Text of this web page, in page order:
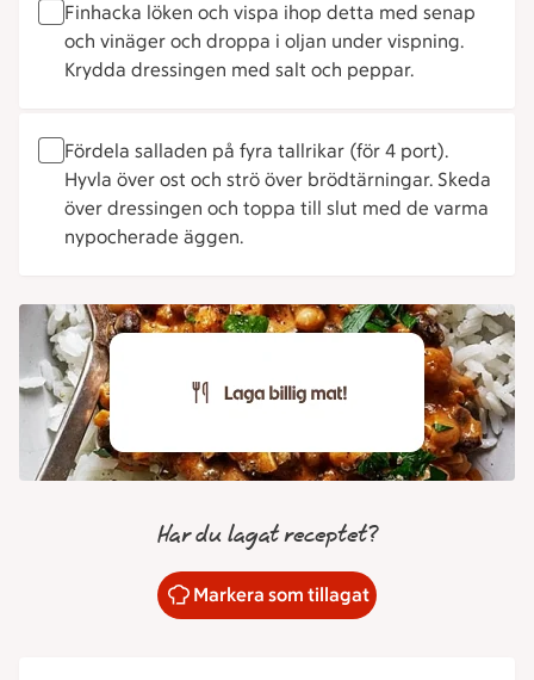
Finhacka löken och vispa ihop detta med senap
och vinäger och droppa i oljan under vispning.
Krydda dressingen med salt och peppar.
Fördela salladen på fyra tallrikar (för 4 port).
Hyvla över ost och strö över brödtärningar. Skeda
över dressingen och toppa till slut med de varma
nypocherade äggen.
Har du lagat receptet?
Markera som tillagat